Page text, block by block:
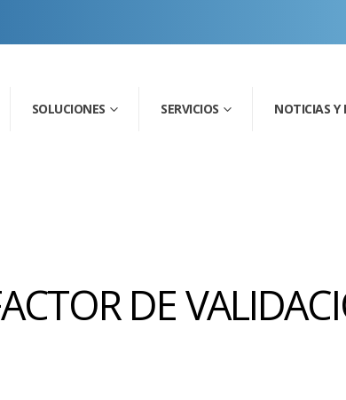
SOLUCIONES SERVICIOS NOTICIAS Y
DE